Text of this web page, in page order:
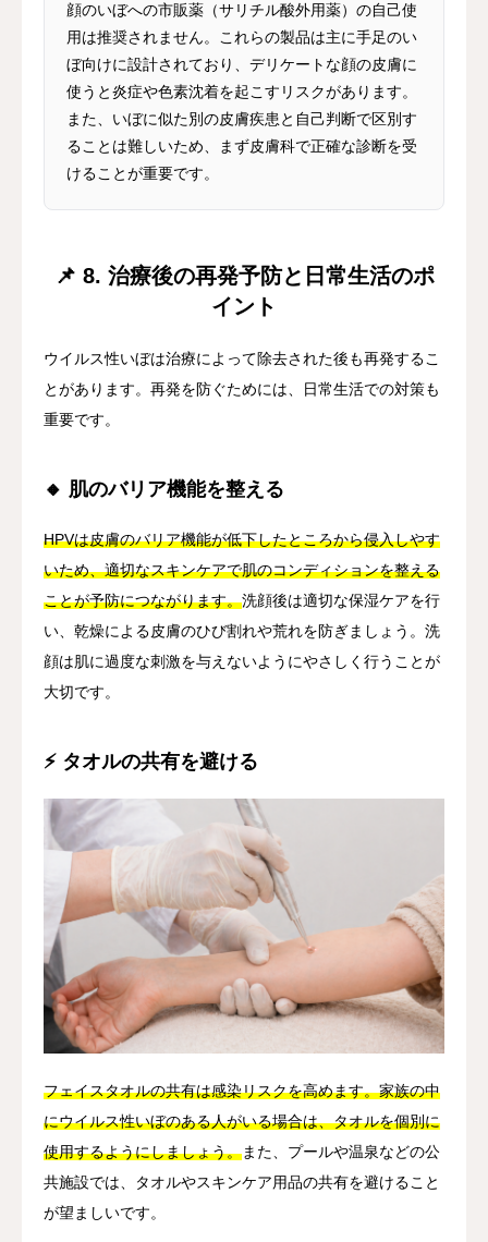
顔のいぼへの市販薬（サリチル酸外用薬）の自己使
用は推奨されません。これらの製品は主に手足のい
ぼ向けに設計されており、デリケートな顔の皮膚に
使うと炎症や色素沈着を起こすリスクがあります。
また、いぼに似た別の皮膚疾患と自己判断で区別す
ることは難しいため、まず皮膚科で正確な診断を受
けることが重要です。
📌 8. 治療後の再発予防と日常生活のポ
イント
ウイルス性いぼは治療によって除去された後も再発するこ
とがあります。再発を防ぐためには、日常生活での対策も
重要です。
🔸 肌のバリア機能を整える
HPVは皮膚のバリア機能が低下したところから侵入しやす
いため、適切なスキンケアで肌のコンディションを整える
ことが予防につながります。洗顔後は適切な保湿ケアを行
い、乾燥による皮膚のひび割れや荒れを防ぎましょう。洗
顔は肌に過度な刺激を与えないようにやさしく行うことが
大切です。
⚡ タオルの共有を避ける
フェイスタオルの共有は感染リスクを高めます。家族の中
にウイルス性いぼのある人がいる場合は、タオルを個別に
使用するようにしましょう。また、プールや温泉などの公
共施設では、タオルやスキンケア用品の共有を避けること
が望ましいです。